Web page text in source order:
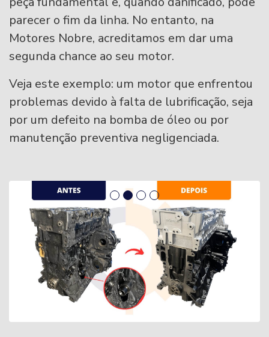
parecer o fim da linha. No entanto, na
Motores Nobre, acreditamos em dar uma
segunda chance ao seu motor.
Veja este exemplo: um motor que enfrentou
problemas devido à falta de lubrificação, seja
por um defeito na bomba de óleo ou por
manutenção preventiva negligenciada.